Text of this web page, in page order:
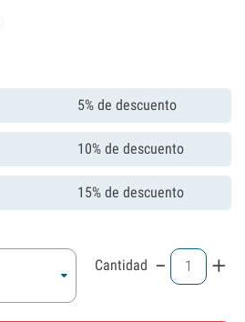
5% de descuento
10% de descuento
15% de descuento
Cantidad - +